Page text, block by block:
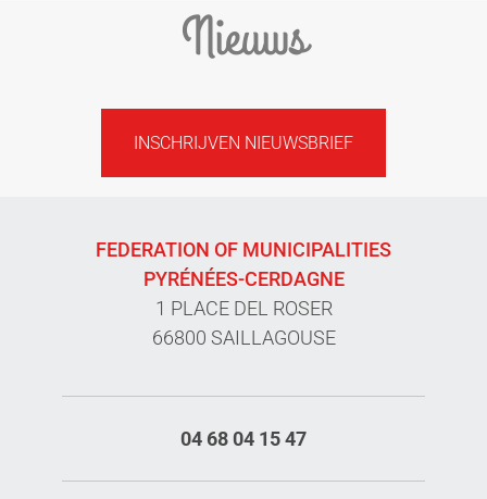
Nieuws
INSCHRIJVEN NIEUWSBRIEF
FEDERATION OF MUNICIPALITIES
PYRÉNÉES-CERDAGNE
1 PLACE DEL ROSER
66800 SAILLAGOUSE
04 68 04 15 47